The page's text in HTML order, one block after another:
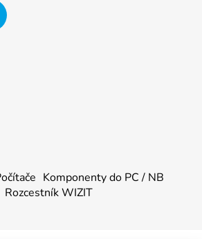
Komponenty do PC / NB
Rozcestník WIZIT